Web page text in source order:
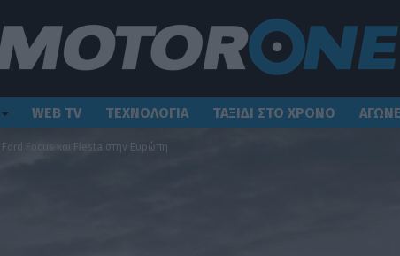
WEB TV ΤΕΧΝΟΛΟΓΙΑ ΤΑΞΙΔΙ ΣΤΟ ΧΡΟΝΟ
Ford Focus και Fiesta στην Ευρώπη